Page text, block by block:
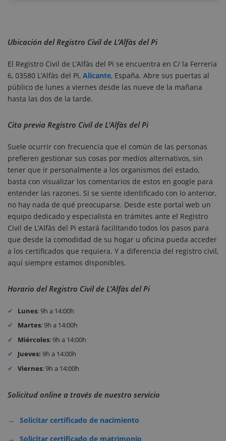
Ubicación del Registro Civil de L’Alfàs del Pi
El Registro Civil de L’Alfàs del Pi se encuentra en C/ la Ferreria
6, 03580 L’Alfàs del Pi, Alicante, España. Abre sus puertas al
público de lunes a viernes desde las nueve de la mañana
hasta las dos de la tarde.
Cita previa Registro Civil de L’Alfàs del Pi
Suele ocurrir con frecuencia que el común de las personas
prefieren gestionar sus cosas por medios alternativos, sin
tener que ir personalmente a los organismos del estado,
basta con visualizar los comentarios de estos en google para
entender las razones. Si se siente identificado con lo anterior,
no hay nada de qué preocuparse. Desde este portal web un
equipo dedicado y especialista en trámites ante el Registro
Civil de L’Alfàs del Pi estará facilitando todos los pasos para
que desde la comodidad de su hogar u oficina pueda acceder
a los certificados que requiera. Y a diferencia del registro civil,
aquí siempre estamos disponibles.
Horario del Registro Civil de L’Alfàs del Pi
Lunes: 9h a 14:00h
Martes: 9h a 14:00h
Miércoles: 9h a 14:00h
Jueves: 9h a 14:00h
Viernes: 9h a 14:00h
Solicitud online a través de nuestro servicio
Solicitar certificado de nacimiento
Solicitar certificado de matrimonio